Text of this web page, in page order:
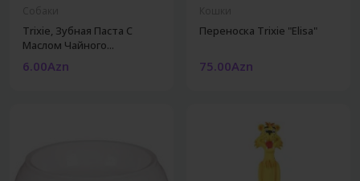
Trixie, Зубная Паста С
Маслом Чайного...
6.00Azn
Переноска Trixie "Elisa"
75.00Azn